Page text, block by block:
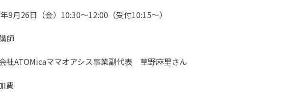
9月26日（金）10:30〜12:00（受付10:15〜）
師
社ATOMicaママオアシス事業副代表 草野麻里さん
費